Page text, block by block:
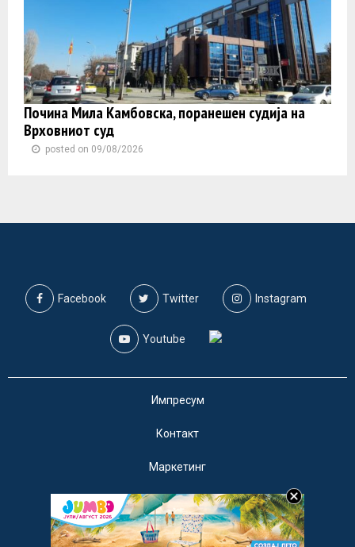
Почина Мила Камбовска, поранешен судија на
Врховниот суд
posted on 09/08/2026
Facebook Twitter Instagram
Youtube
Импресум
Контакт
Маркетинг
Услови за користење
@2019 - A1on. Сите права задржани.